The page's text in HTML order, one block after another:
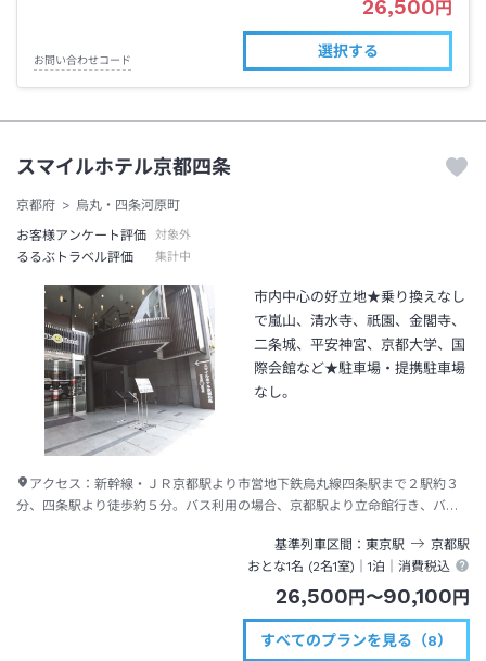
26,500円
お問い合わせコード
選択する
スマイルホテル京都四条
京都府
烏丸・四条河原町
お客様アンケート評価
対象外
るるぶトラベル評価 集計中
市内中心の好立地★乗り換えなし
で嵐山、清水寺、祇園、金閣寺、
二条城、平安神宮、京都大学、国
際会館など★駐車場・提携駐車場
なし。
アクセス： 新幹線・ＪＲ京都駅より市営地下鉄烏丸線四条駅まで２駅約３
分、四条駅より徒歩約５分。バス利用の場合、京都駅より立命館行き、バス
基準列車区間
東京駅 京都駅
おとな1名 (2名1室)｜1泊 ｜消費税込
26,500円〜90,100円
すべてのプランを見る（8）